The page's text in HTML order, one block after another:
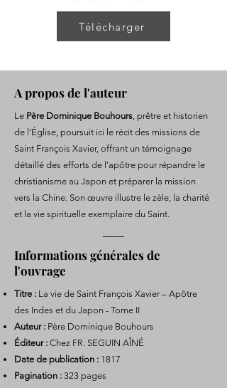
Télécharger
A propos de l'auteur
Le Père Dominique Bouhours, prêtre et historien
de l’Église, poursuit ici le récit des missions de
Saint François Xavier, offrant un témoignage
détaillé des efforts de l’apôtre pour répandre le
christianisme au Japon et préparer la mission
vers la Chine. Son œuvre illustre le zèle, la charité
et la vie spirituelle exemplaire du Saint.
Informations générales de
l'ouvrage
Titre : La vie de Saint François Xavier – Apôtre
des Indes et du Japon - Tome II
Auteur : Père Dominique Bouhours
Éditeur : Chez FR. SEGUIN AÎNÉ
Date de publication : 1817
Pagination : 323 pages